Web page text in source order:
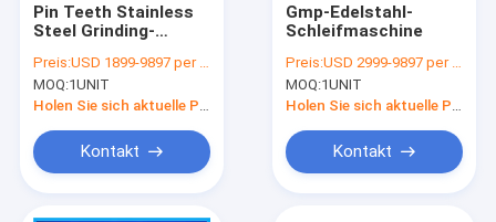
Pin Teeth Stainless
Steel Grinding-
Mesh Discharge
Preis:USD 1899-9897 per unit
MOQ:1UNIT
Kontakt
Gmp-Edelstahl-
Schleifmaschine
Preis:USD 2999-9897 per unit
MOQ:1UNIT
Kontakt